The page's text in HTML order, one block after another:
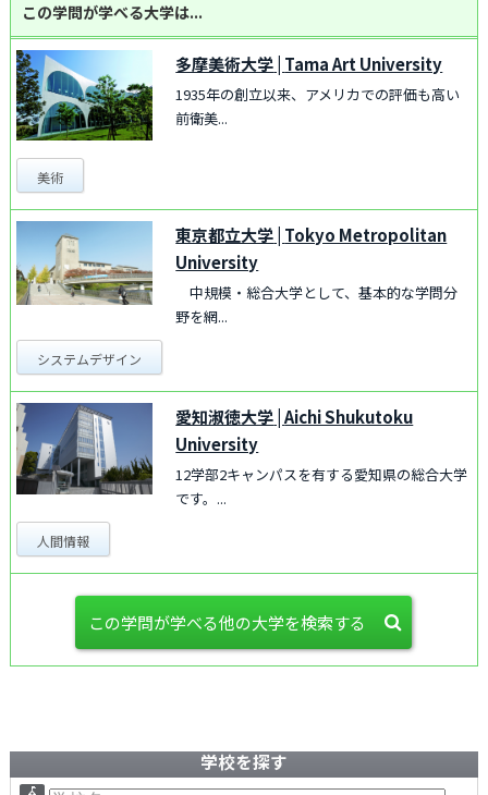
この学問が学べる大学は...
多摩美術大学 Tama Art University
1935年の創立以来、アメリカでの評価も高い
前衛美...
美術
東京都立大学 Tokyo Metropolitan
University
中規模・総合大学として、基本的な学問分
野を網...
システムデザイン
愛知淑徳大学 |Aichi Shukutoku
University
12学部2キャンパスを有する愛知県の総合大学
です。...
人間情報
この学問が学べる他の大学を検索する
学校を探す